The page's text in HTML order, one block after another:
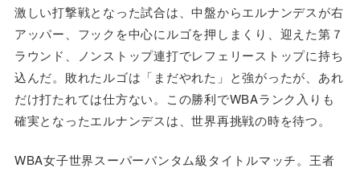
激しい打撃戦となった試合は、中盤からエルナンデスが右
アッパー、フックを中心にルゴを押しまくり、迎えた第７
ラウンド、ノンストップ連打でレフェリーストップに持ち
込んだ。敗れたルゴは「まだやれた」と強がったが、あれ
だけ打たれては仕方ない。この勝利でWBAランク入りも
確実となったエルナンデスは、世界再挑戦の時を待つ。
WBA女子世界スーパーバンタム級タイトルマッチ。王者